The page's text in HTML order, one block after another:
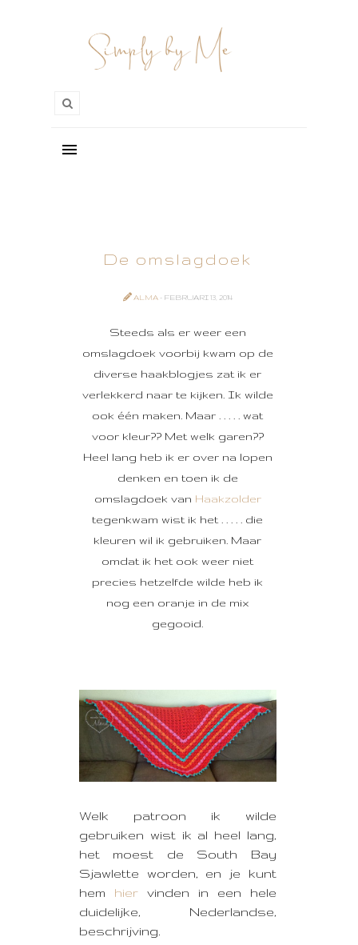
De omslagdoek
ALMA - FEBRUARI 13, 2014
Steeds als er weer een
omslagdoek voorbij kwam op de
diverse haakblogjes zat ik er
verlekkerd naar te kijken. Ik wilde
ook één maken. Maar . . . . . wat
voor kleur?? Met welk garen??
Heel lang heb ik er over na lopen
denken en toen ik de
omslagdoek van Haakzolder
tegenkwam wist ik het . . . . . die
kleuren wil ik gebruiken. Maar
omdat ik het ook weer niet
precies hetzelfde wilde heb ik
nog een oranje in de mix
gegooid.
Welk patroon ik wilde
gebruiken wist ik al heel lang,
het moest de South Bay
Sjawlette worden, en je kunt
hem hiervinden in een hele
duidelijke, Nederlandse,
beschrijving.